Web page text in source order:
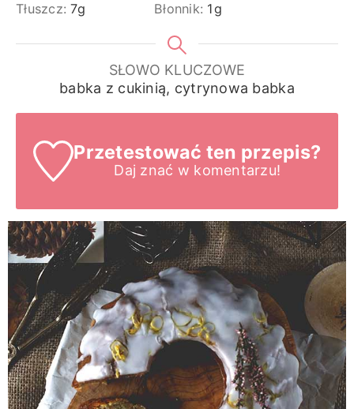
Tłuszcz:7g Błonnik: 1g
SŁOWO KLUCZOWE
babka z cukinią, cytrynowa babka
Przetestować ten przepis?
Daj znać w komentarzu!